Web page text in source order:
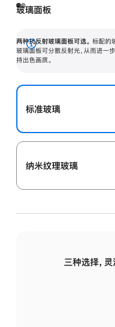
玻璃面板
两种抗反射玻璃面板可选。 标配的
玻璃面板可分散反射光，从而进一
持出色画质。
展
开
标准玻璃
纳米纹理玻璃
三种选择，